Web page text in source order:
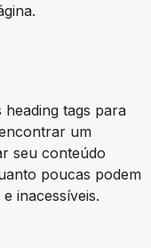
tags para
um
seu conteúdo
poucas podem
inacessíveis.